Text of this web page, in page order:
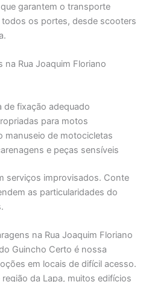
garantem o transporte
os portes, desde scooters
Rua Joaquim Floriano
de fixação adequado
para motos
manuseio de motocicletas
e peças sensíveis
serviços improvisados. Conte
as particularidades do
na Rua Joaquim Floriano
Guincho Certo é nossa
em locais de difícil acesso.
da Lapa, muitos edifícios